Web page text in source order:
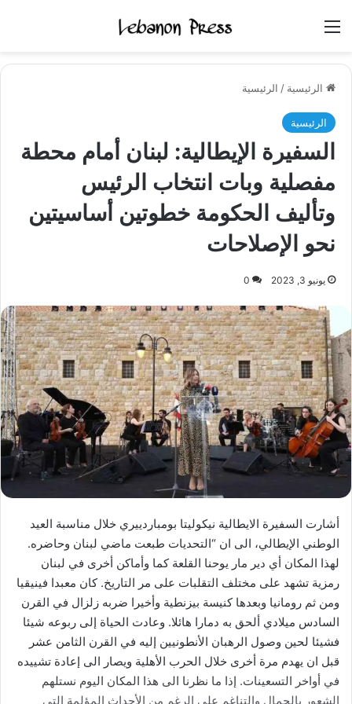
الرئيسية / الرئيسية
الرئيسية
السفيرة الإيطالية: لبنان أمام محطة
مفصلية وبات انتخاب الرئيس
وتأليف الحكومة خطوتين أساسيتين
نحو الإصلاحات
يونيو 3, 2023 0
أشارت السفيرة الايطالية نيكوليتا بومباردييري خلال مناسبة العيد
الوطني الإيطالي، الى ان “التحديات طبعت ماضي لبنان وحاضره.
لهذا المكان أي دير مار يوحنا القلعة كما وأماكن أخرى في لبنان
رمزية تشهد على مختلف التقلبات على مر التاريخ. كان معبدا فينيقيا
ومن ثم رومانيا وبعدها كنيسة بيزنطية وأخيرا ضربه زلزال في القرن
السادس ميلادي ألحق به دمارا هائلا. وعادت الحياة إلى ربوعه شيئا
فشيئا لحين وصول الرهبان الأنطونيين إليه في القرن الثامن عشر
قبل ان يهدم مرة أخرى خلال الحرب الأهلية ويصار الى إعادة تشييده
في أواخر التسعينات. إذا ما نظرنا الى هذا المكان اليوم نستلهم
الشعور بالجمال والتناغم على الرغم من الأحداث المؤلمة التي